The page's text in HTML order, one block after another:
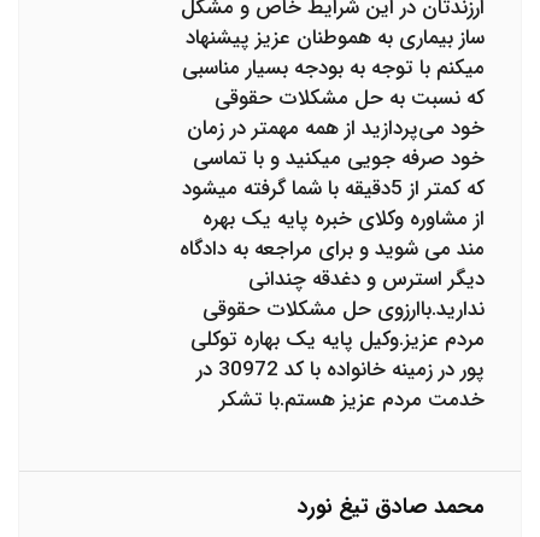
ارزندتان در این شرایط خاص و مشکل
ساز بیماری به هموطنان عزیز پیشنهاد
میکنم با توجه به بودجه بسیار مناسبی
که نسبت به حل مشکلات حقوقی
خود می‌پردازید از همه مهمتر در زمان
خود صرفه جویی میکنید و با تماسی
که کمتر از 5دقیقه با شما گرفته میشود
از مشاوره وکلای خبره پایه یک بهره
مند می شوید و برای مراجعه به دادگاه
دیگر استرس و دغدقه چندانی
ندارید.باارزوی حل مشکلات حقوقی
مردم عزیز.وکیل پایه یک بهاره توکلی
پور در زمینه خانواده با کد 30972 در
خدمت مردم عزیز هستم.با تشکر
محمد صادق تیغ نورد